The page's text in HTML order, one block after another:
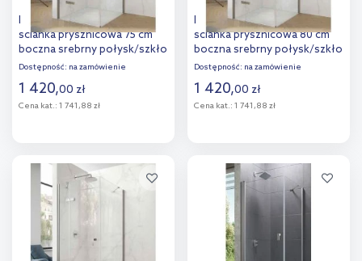
Hüppe Aura pure 4-kąt
ścianka prysznicowa 75 cm
boczna srebrny połysk/szkło
przezroczyste Anti-Plaque
Dostępność: na zamówienie
1 420,00 zł
Cena kat.: 1 741,88 zł
Dodaj do
porównania
Hüppe Aura pure 4-kąt
ścianka prysznicowa 80 cm
boczna srebrny połysk/szkło
przezroczyste Anti-Plaque
Dostępność: na zamówienie
1 420,00 zł
Cena kat.: 1 741,88 zł
Dodaj do
porównania